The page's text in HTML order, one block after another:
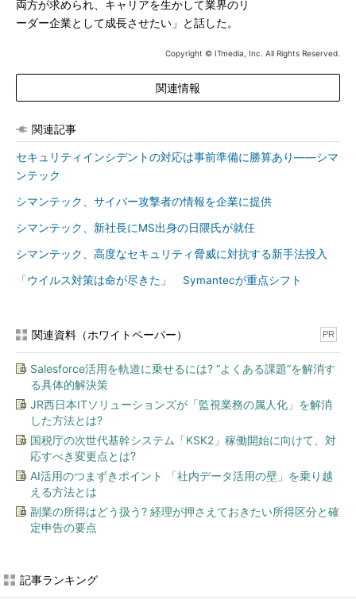
両方が求められ、キャリアを生かして業界のリ
ーダー企業として成長させたい」と話した。
Copyright © ITmedia, Inc. All Rights Reserved.
関連情報
関連記事
セキュリティインシデントの対応は事前準備に勝算あり――シマ
ンテック
シマンテック、サイバー攻撃者の情報を企業に提供
シマンテック、新社長にMS出身の日隈氏が就任
シマンテック、高度なセキュリティ脅威に対抗する新手法投入
「ウイルス対策は命が尽きた」 Symantecが重点シフト
関連資料（ホワイトペーパー） PR
Salesforce活用を軌道に乗せるには? “よくある課題”を解消す
る具体的解決策
JR西日本ITソリューションズが「監視業務の属人化」を解消
した方法とは?
国税庁の次世代基幹システム「KSK2」稼働開始に向けて、対
応すべき変更点とは?
AI活用のつまずきポイント 「社内データ活用の壁」を乗り越
える方法とは
副業の所得はどう扱う? 経理が押さえておきたい所得区分と確
定申告の要点
記事ランキング